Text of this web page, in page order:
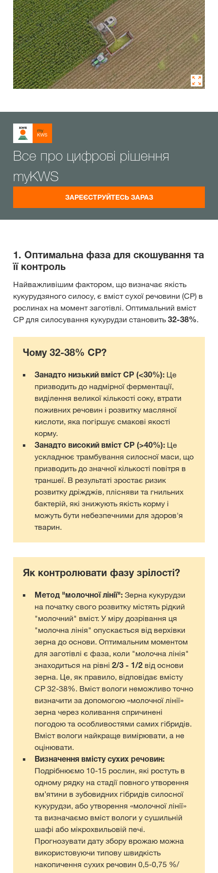
Все про цифрові рішення
myKWS
ЗАРЕЄСТРУЙТЕСЬ ЗАРАЗ
1. Оптимальна фаза для скошування та
її контроль
Найважливішим фактором, що визначає якість
кукурудзяного силосу, є вміст сухої речовини (СР) в
рослинах на момент заготівлі. Оптимальний вміст
СР для силосування кукурудзи становить 32-38%.
Чому 32-38% СР?
Занадто низький вміст СР (<30%): Це
призводить до надмірної ферментації,
виділення великої кількості соку, втрати
поживних речовин і розвитку масляної
кислоти, яка погіршує смакові якості
корму.
Занадто високий вміст СР (>40%): Це
ускладнює трамбування силосної маси, що
призводить до значної кількості повітря в
траншеї. В результаті зростає ризик
розвитку дріжджів, плісняви та гнильних
бактерій, які знижують якість корму і
можуть бути небезпечними для здоров'я
тварин.
Як контролювати фазу зрілості?
Метод "молочної лінії": Зерна кукурудзи
на початку свого розвитку містять рідкий
"молочний" вміст. У міру дозрівання ця
"молочна лінія" опускається від верхівки
зерна до основи. Оптимальним моментом
для заготівлі є фаза, коли "молочна лінія"
знаходиться на рівні 2/3 - 1/2 від основи
зерна. Це, як правило, відповідає вмісту
СР 32-38%. Вміст вологи неможливо точно
визначити за допомогою «молочної лінії»
зерна через коливання спричинені
погодою та особливостями самих гібридів.
Вміст вологи найкраще вимірювати, а не
оцінювати.
Визначення вмісту сухих речовин:
Подрібнюємо 10-15 рослин, які ростуть в
одному рядку на стадії повного утворення
вм’ятини в зубовидних гібридів силосної
кукурудзи, або утворення «молочної лінії»
та визначаємо вміст вологи у сушильній
шафі або мікрохвильовій печі.
Прогнозувати дату збору врожаю можна
використовуючи типову швидкість
накопичення сухих речовин 0,5-0,75 %/